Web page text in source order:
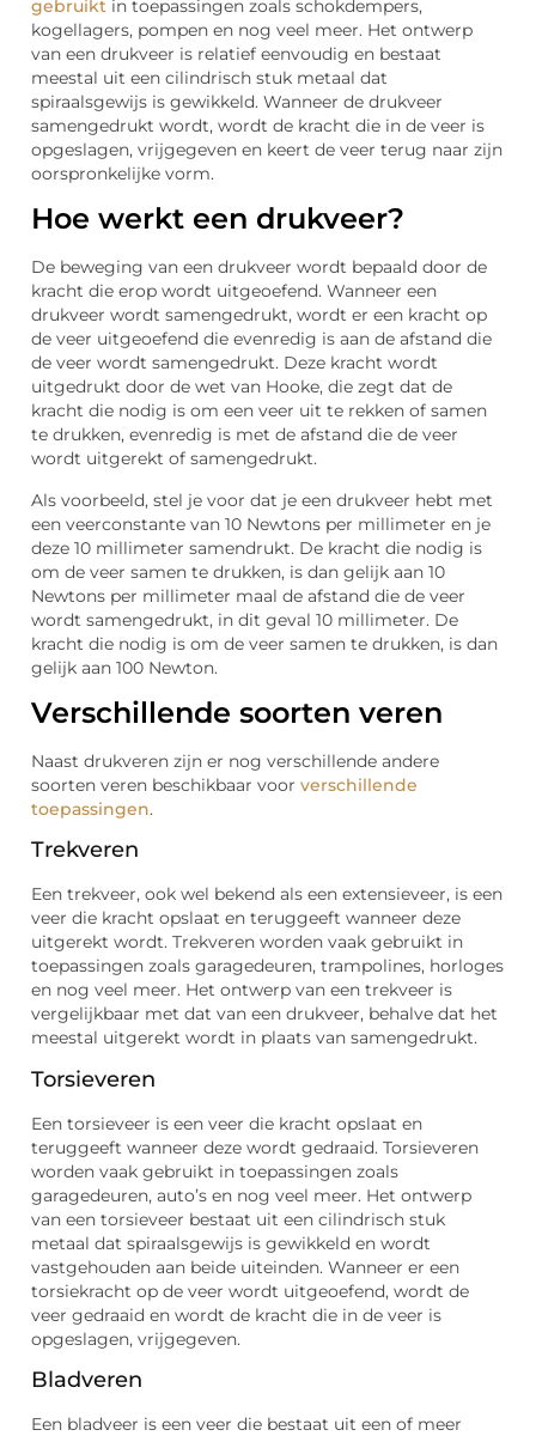
gebruikt in toepassingen zoals schokdempers,
kogellagers, pompen en nog veel meer. Het ontwerp
van een drukveer is relatief eenvoudig en bestaat
meestal uit een cilindrisch stuk metaal dat
spiraalsgewijs is gewikkeld. Wanneer de drukveer
samengedrukt wordt, wordt de kracht die in de veer is
opgeslagen, vrijgegeven en keert de veer terug naar zijn
oorspronkelijke vorm.
Hoe werkt een drukveer?
De beweging van een drukveer wordt bepaald door de
kracht die erop wordt uitgeoefend. Wanneer een
drukveer wordt samengedrukt, wordt er een kracht op
de veer uitgeoefend die evenredig is aan de afstand die
de veer wordt samengedrukt. Deze kracht wordt
uitgedrukt door de wet van Hooke, die zegt dat de
kracht die nodig is om een veer uit te rekken of samen
te drukken, evenredig is met de afstand die de veer
wordt uitgerekt of samengedrukt.
Als voorbeeld, stel je voor dat je een drukveer hebt met
een veerconstante van 10 Newtons per millimeter en je
deze 10 millimeter samendrukt. De kracht die nodig is
om de veer samen te drukken, is dan gelijk aan 10
Newtons per millimeter maal de afstand die de veer
wordt samengedrukt, in dit geval 10 millimeter. De
kracht die nodig is om de veer samen te drukken, is dan
gelijk aan 100 Newton.
Verschillende soorten veren
Naast drukveren zijn er nog verschillende andere
soorten veren beschikbaar voor verschillende
toepassingen.
Trekveren
Een trekveer, ook wel bekend als een extensieveer, is een
veer die kracht opslaat en teruggeeft wanneer deze
uitgerekt wordt. Trekveren worden vaak gebruikt in
toepassingen zoals garagedeuren, trampolines, horloges
en nog veel meer. Het ontwerp van een trekveer is
vergelijkbaar met dat van een drukveer, behalve dat het
meestal uitgerekt wordt in plaats van samengedrukt.
Torsieveren
Een torsieveer is een veer die kracht opslaat en
teruggeeft wanneer deze wordt gedraaid. Torsieveren
worden vaak gebruikt in toepassingen zoals
garagedeuren, auto’s en nog veel meer. Het ontwerp
van een torsieveer bestaat uit een cilindrisch stuk
metaal dat spiraalsgewijs is gewikkeld en wordt
vastgehouden aan beide uiteinden. Wanneer er een
torsiekracht op de veer wordt uitgeoefend, wordt de
veer gedraaid en wordt de kracht die in de veer is
opgeslagen, vrijgegeven.
Bladveren
Een bladveer is een veer die bestaat uit een of meer